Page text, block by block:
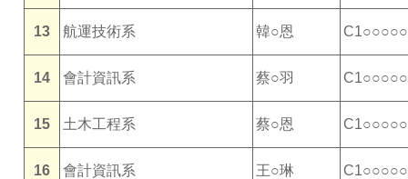
13 航運技術系 韓○恩
14 會計資訊系 蔡○羽
15 土木工程系 蔡○恩
16 會計資訊系 王○琳